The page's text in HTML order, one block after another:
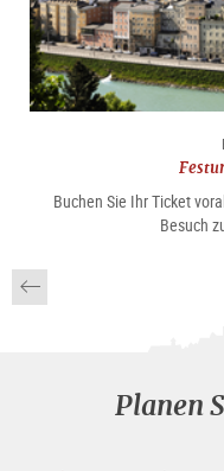
Buchen Sie Ihr Ticket
Besuch
Planen